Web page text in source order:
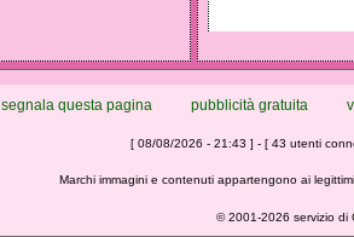
segnala questa pagina pubblicità gratuita
[ 08/08/2026 - 21:43 ] - [ 43 utenti
Marchi immagini e contenuti appartengono ai
©2001-2026 servizio di